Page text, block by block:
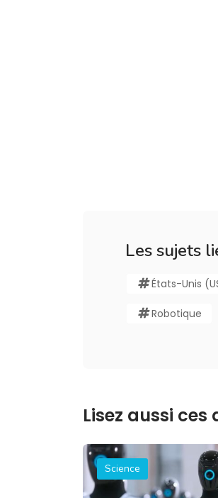
Les sujets
États-Unis
Robotique
Lisez aussi
Science